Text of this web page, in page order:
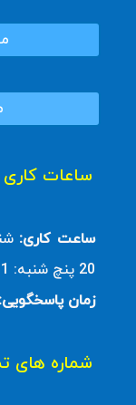
ساعات کاری
ساعت کاری:
20 پنچ شنبه: 11 الی 14
زمان پاسخگویی:
شماره های